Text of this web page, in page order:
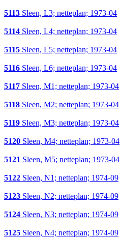
5113 Sleen, L3; netteplan; 1973-04
5114 Sleen, L4; netteplan; 1973-04
5115 Sleen, L5; netteplan; 1973-04
5116 Sleen, L6; netteplan; 1973-04
5117 Sleen, M1; netteplan; 1973-04
5118 Sleen, M2; netteplan; 1973-04
5119 Sleen, M3; netteplan; 1973-04
5120 Sleen, M4; netteplan; 1973-04
5121 Sleen, M5; netteplan; 1973-04
5122 Sleen, N1; netteplan; 1974-09
5123 Sleen, N2; netteplan; 1974-09
5124 Sleen, N3; netteplan; 1974-09
5125 Sleen, N4; netteplan; 1974-09